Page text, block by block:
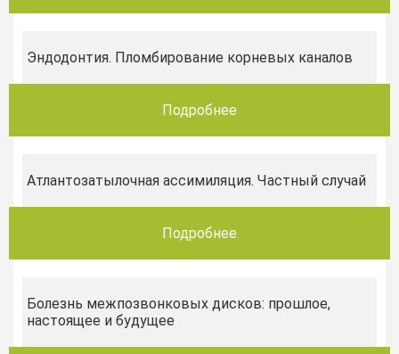
Эндодонтия. Пломбирование корневых каналов
Подробнее
Атлантозатылочная ассимиляция. Частный случай
Подробнее
Болезнь межпозвонковых дисков: прошлое,
настоящее и будущее